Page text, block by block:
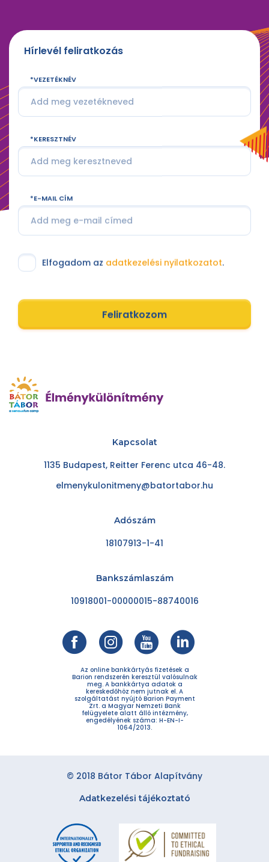
Hírlevél feliratkozás
VEZETÉKNÉV
KERESZTNÉV
E-MAIL CÍM
Elfogadom az adatkezelési nyilatkozatot.
Feliratkozom
Kapcsolat
1135 Budapest, Reitter Ferenc utca 46-48.
elmenykulonitmeny@batortabor.hu
Adószám
18107913-1-41
Bankszámlaszám
10918001-00000015-88740016
Az online bankkártyás fizetések a
Barion rendszerén keresztül valósulnak
meg. A bankkártya adatok a
kereskedőhöz nem jutnak el. A
szolgáltatást nyújtó Barion Payment
Zrt. a Magyar Nemzeti Bank
felügyelete alatt álló intézmény,
engedélyének száma: H-EN-I-
1064/2013.
© 2018 Bátor Tábor Alapítvány
Adatkezelési tájékoztató